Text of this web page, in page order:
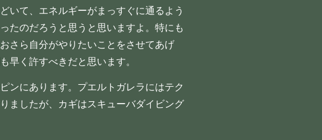
いて、エネルギーがまっすぐに通るよう
たのだろうと思うと思いますよ。特にも
さら自分がやりたいことをさせてあげ
早く許すべきだと思います。
ンにあります。プエルトガレラにはテク
ましたが、カギはスキューバダイビング